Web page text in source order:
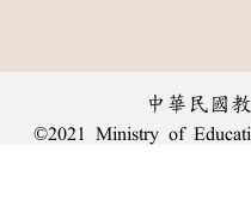
中華民國
©2021 Ministry of